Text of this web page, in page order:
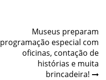
Museus preparam
programação especial com
oficinas, contação de
histórias e muita
brincadeira!